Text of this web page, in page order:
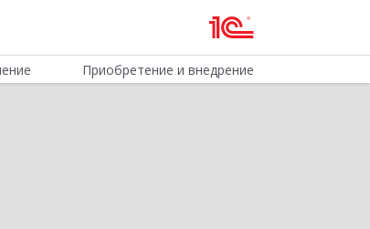
Приобретение и внедрение